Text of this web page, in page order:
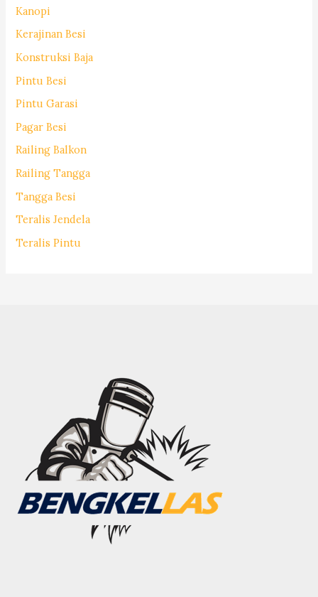
Kanopi
Kerajinan Besi
Konstruksi Baja
Pintu Besi
Pintu Garasi
Pagar Besi
Railing Balkon
Railing Tangga
Tangga Besi
Teralis Jendela
Teralis Pintu